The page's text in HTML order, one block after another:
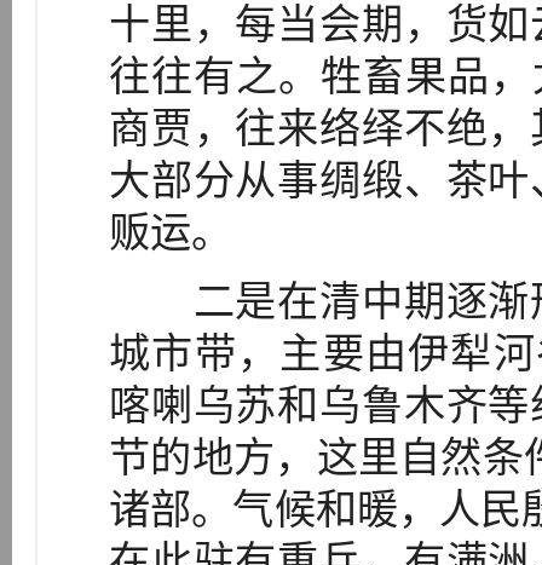
十里，每当会期，货
往往有之。牲畜果品
商贾，往来络绎不绝
大部分从事绸缎、茶
贩运。
二是在清中期逐渐
城市带，主要由伊犁
喀喇乌苏和乌鲁木齐
节的地方，这里自然条
诸部。气候和暖，人民